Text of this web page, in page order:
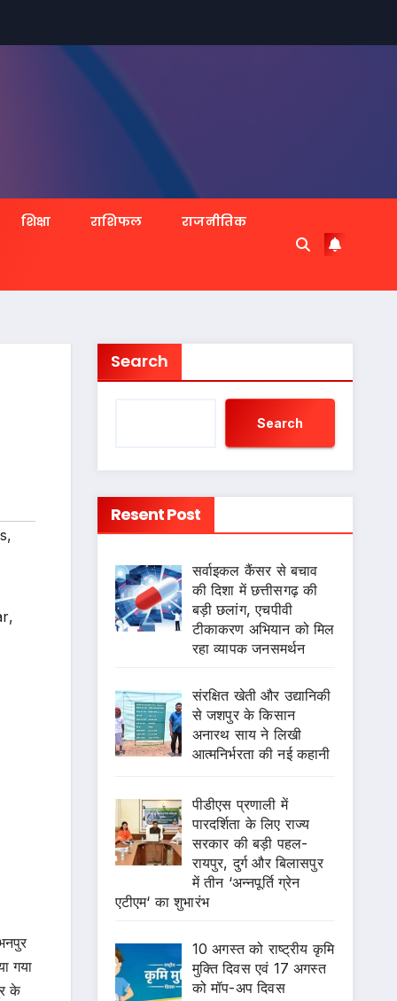
शिक्षा राशिफल राजनीतिक
,
,
गया
के
Search
Search
Resent Post
सर्वाइकल कैंसर से बचाव
की दिशा में छत्तीसगढ़ की
बड़ी छलांग, एचपीवी
टीकाकरण अभियान को मिल
रहा व्यापक जनसमर्थन
संरक्षित खेती और उद्यानिकी
से जशपुर के किसान
अनारथ साय ने लिखी
आत्मनिर्भरता की नई कहानी
पीडीएस प्रणाली में
पारदर्शिता के लिए राज्य
सरकार की बड़ी पहल-
रायपुर, दुर्ग और बिलासपुर
में तीन ‘अन्नपूर्ति ग्रेन
एटीएम‘ का शुभारंभ
10 अगस्त को राष्ट्रीय कृमि
मुक्ति दिवस एवं 17 अगस्त
को मॉप-अप दिवस